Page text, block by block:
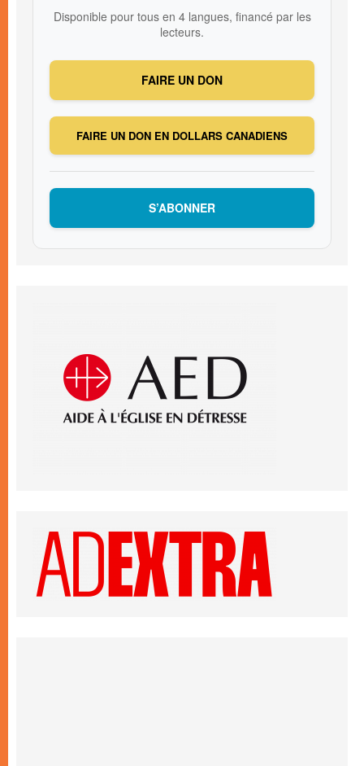
Disponible pour tous en 4 langues, financé par les
lecteurs.
FAIRE UN DON
FAIRE UN DON EN DOLLARS CANADIENS
S’ABONNER